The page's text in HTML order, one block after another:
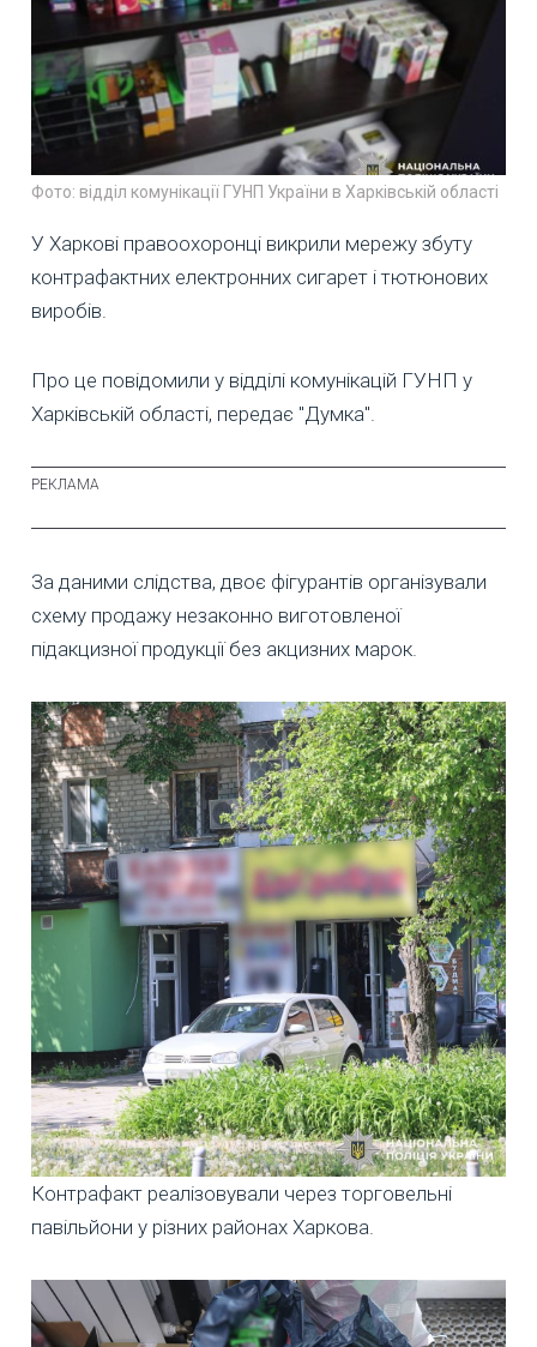
Фото: відділ комунікації ГУНП України в Харківській області
У Харкові правоохоронці викрили мережу збуту
контрафактних електронних сигарет і тютюнових
виробів.
Про це повідомили у відділі комунікацій ГУНП у
Харківській області, передає "Думка".
За даними слідства, двоє фігурантів організували
схему продажу незаконно виготовленої
підакцизної продукції без акцизних марок.
Контрафакт реалізовували через торговельні
павільйони у різних районах Харкова.